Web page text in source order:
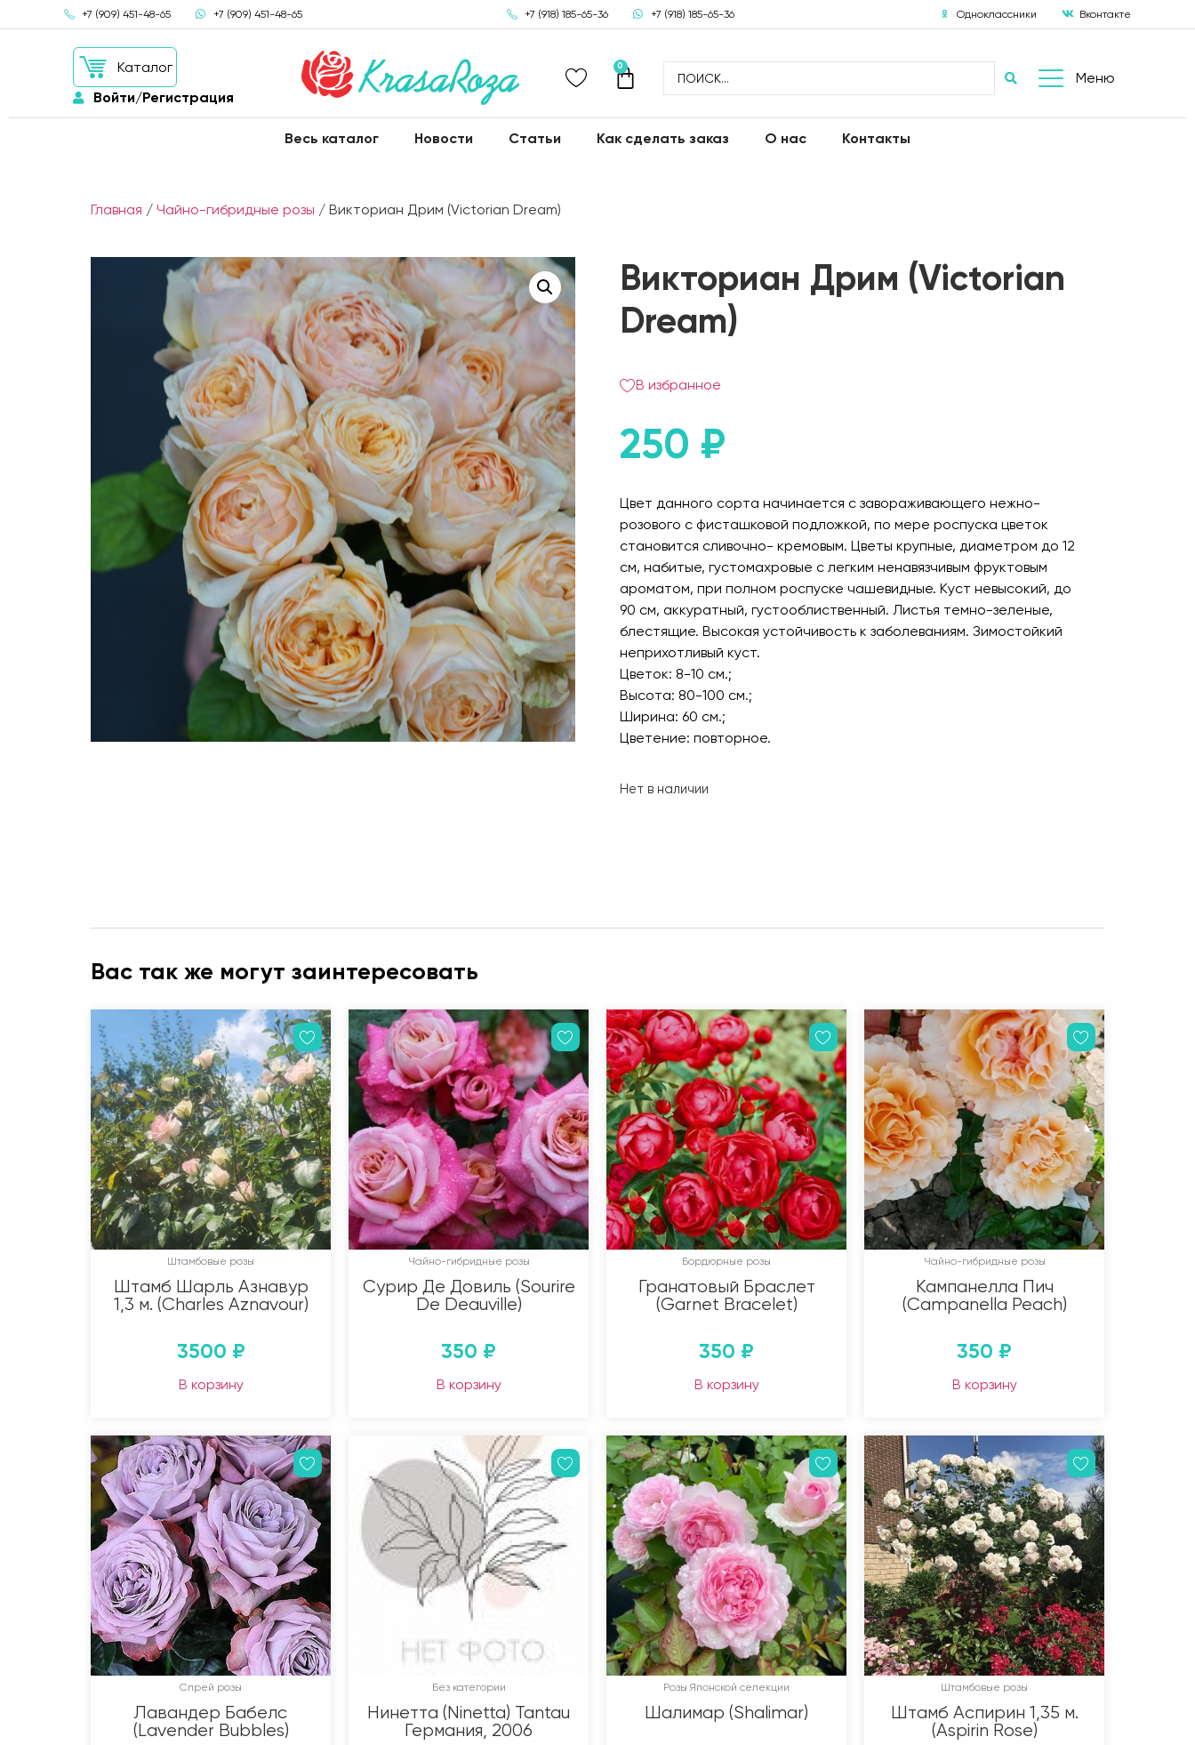
+7 (909) 451-48-65 +7 (909) 451-48-65 +7 (918) 185-65-36 +7 (918) 185-65-36 Одноклассники Вконтакте
Каталог
Войти/Регистрация
0
Меню
Весь каталог Новости Статьи Как сделать заказ О нас Контакты
Главная / Чайно-гибридные розы / Викториан Дрим (Victorian Dream)
Викториан Дрим (Victorian
Dream)
В избранное
250 ₽
Цвет данного сорта начинается с завораживающего нежно-
розового с фисташковой подложкой, по мере роспуска цветок
становится сливочно- кремовым. Цветы крупные, диаметром до 12
см, набитые, густомахровые с легким ненавязчивым фруктовым
ароматом, при полном роспуске чашевидные. Куст невысокий, до
90 см, аккуратный, густооблиственный. Листья темно-зеленые,
блестящие. Высокая устойчивость к заболеваниям. Зимостойкий
неприхотливый куст.
Цветок: 8-10 см.;
Высота: 80-100 см.;
Ширина: 60 см.;
Цветение: повторное.
Нет в наличии
Вас так же могут заинтересовать
Штамбовые розы
Штамб Шарль Азнавур
1,3 м. (Charles Aznavour)
3500 ₽
В корзину
Чайно-гибридные розы
Сурир Де Довиль (Sourire
De Deauville)
350 ₽
В корзину
Бордюрные розы
Гранатовый Браслет
(Garnet Bracelet)
350 ₽
В корзину
Чайно-гибридные розы
Кампанелла Пич
(Campanella Peach)
350 ₽
В корзину
Спрей розы
Лавандер Бабелс
(Lavender Bubbles)
Без категории
Нинетта (Ninetta) Tantau
Германия, 2006
Розы Японской селекции
Шалимар (Shalimar)
Штамбовые розы
Штамб Аспирин 1,35 м.
(Aspirin Rose)